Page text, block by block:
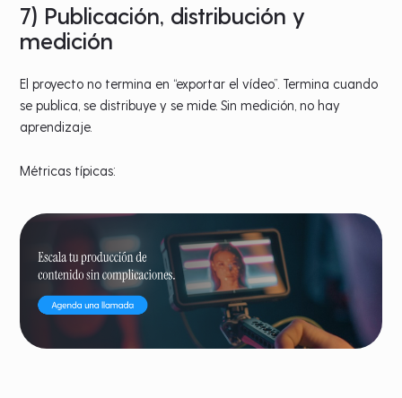
7) Publicación, distribución y
medición
El proyecto no termina en “exportar el vídeo”. Termina cuando
se publica, se distribuye y se mide. Sin medición, no hay
aprendizaje.
Métricas típicas: